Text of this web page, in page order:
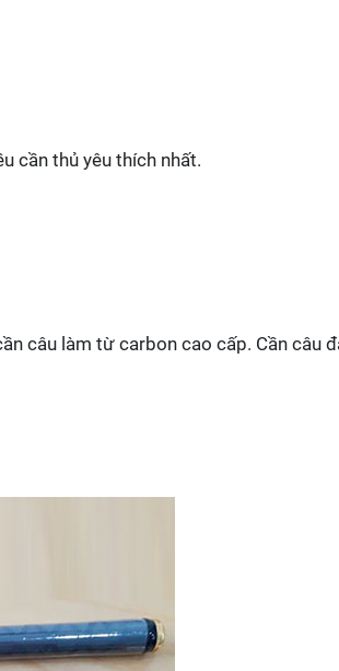
cần thủ yêu thích nhất.
câu làm từ carbon cao cấp. Cần câu